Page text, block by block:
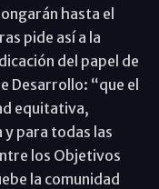
hasta el
pide así a la
del papel de
Desarrollo: “que el
equitativa,
y para todas las
los Objetivos
la comunidad